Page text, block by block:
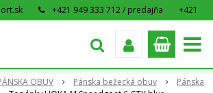
+421 949 333 712 / predajňa
+421
OBUV Pánska bežecká obuv
Pánska